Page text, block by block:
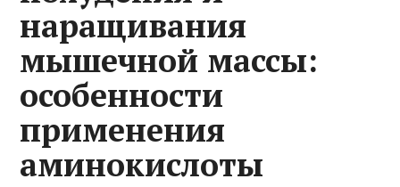
наращивания
мышечной массы:
особенности
применения
аминокислоты